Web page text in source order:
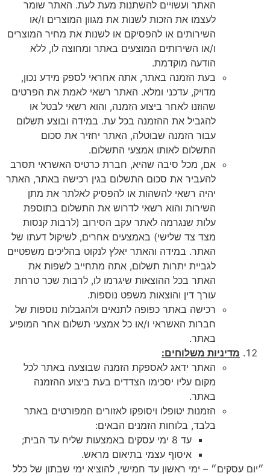
האתר ועשויים להשתנות מעת לעת. האתר שומר
לעצמו את הזכות לשנות את מגוון המוצרים ו/או
השירותים או להפסיקם או לשנות את מחיר המוצרים
ו/או השירותים המוצעים באתר ומחוצה לו, ללא
הודעה מוקדמת.
בעת הזמנה באתר, אתה אחראי לספק מידע נכון,
מדויק, עדכני ומלא. האתר רשאי לאמת את הפרטים
שהוזנו לאחר ביצוע הזמנה, והוא רשאי לבטל או
להגביל את ההזמנה בכל עת. במידה ובוצע תשלום
עבור הזמנה שבוטלה, האתר יחזיר את סכום
התשלום לאותו אמצעי התשלום.
אם, מכל סיבה שהיא, חברת כרטיס האשראי תסרב
להעביר את סכום התשלום בגין רכישה באתר, האתר
יהיה רשאי להשהות או להפסיק לאלתר את מתן
השירות והוא רשאי לדרוש את התשלום בתוספת
עלות שנגרמה לאתר עקב הסירוב (לרבות קנסות
מצד צד שלישי) באמצעים אחרים, לשיקול דעתו של
האתר. במידה והאתר יאלץ לנקוט בהליכים משפטיים
לגביית יתרות תשלום, אתה מתחייב לשפות את
האתר בכל ההוצאות שיגרמו לו, לרבות שכר טרחת
עורך דין והוצאות משפט נוספות.
רכישה באתר כפופה לתנאים ולהגבלות נוספות של
חברות האשראי ו/או כל אמצעי תשלום אחר המופיע
באתר.
מדיניות משלוחים:
האתר ידאג לאספקת הזמנה שבוצעה באתר לכל
מקום עליו יסכימו הצדדים בעת ביצוע ההזמנה
באתר.
הזמנות יטופלו ויסופקו לאזורים המפורטים באתר
בלבד, בלוחות הזמנים הבאים:
עד 8 ימי עסקים באמצעות שליח עד הבית;
איסוף עצמי בתיאום מראש.
״יום עסקים״ – ימי ראשון עד חמישי, להוציא ימי שבתון של כלל